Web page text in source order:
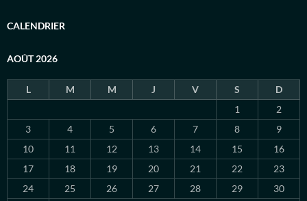
CALENDRIER
AOÛT 2026
L M M J V S
D
1
2
3
4 5 6 7 8
9
10
11 12 13 14 15
16
17
18 19 20 21 22
23
24
25 26 27 28 29
30